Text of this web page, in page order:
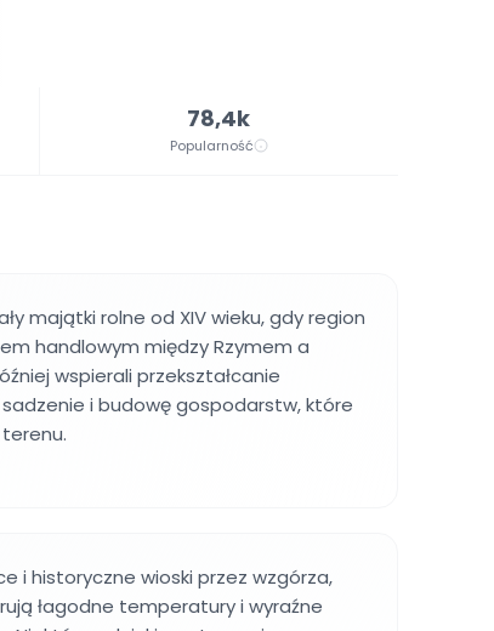
78,4k
Popularność
majątki rolne od XIV wieku, gdy region
handlowym między Rzymem a
wspierali przekształcanie
i budowę gospodarstw, które
i historyczne wioski przez wzgórza,
łagodne temperatury i wyraźne